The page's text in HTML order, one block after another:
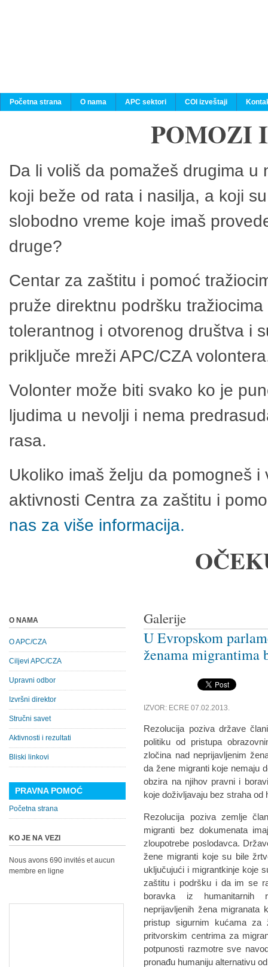
Početna strana O nama APC sektori COI izveštaji
POMOZI
Da li voliš da pomažeš drugima
koji beže od rata i nasilja, a koji
slobodno vreme koje imaš
druge?
Centar za zaštitu i pomoć
pruže direktnu podršku
tolerantnog i otvorenog društva i
priključe mreži APC/CZA
Volonter može biti svako ko je
ljudima u nevolji i nema
rasa.
Ukoliko imaš želju da pomogneš
aktivnosti Centra za zaštitu i
nas za više informacija.
Galerije
U Evropskom
ženama migrantima
IZVOR: ECRE 07.02.2013.
Rezolucija poziva države
politiku od pristupa
zločina nad neprijavljenim
da žene migranti koje nemaju
obzira na njihov pravni i
koje doživljavaju bez straha od
Rezolucija poziva zemlje
migranti bez dokumenata
zloupotrebe poslodavca.
žene migranti koje su bile
uključujući i migrantkinje koje
zaštitu i podršku i da im se
boravka iz humanitarnih
neprijavljenih žena migranata
pristup sigurnim kućama
pritvorskim centrima za
potpunosti razmotre sve
pronađu humaniju alternativu
O NAMA
O APC/CZA
Ciljevi APC/CZA
Upravni odbor
Izvršni direktor
Stručni savet
Aktivnosti i rezultati
Bliski linkovi
PRAVNA POMOĆ
Početna strana
KO JE NA VEZI
Nous avons 690 invités et aucun
membre en ligne